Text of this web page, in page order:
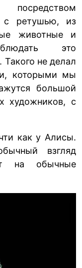
с ретушью, из
животные и
это
не делал
которыми мы
большой
художников, с
как у Алисы.
взгляд
на обычные